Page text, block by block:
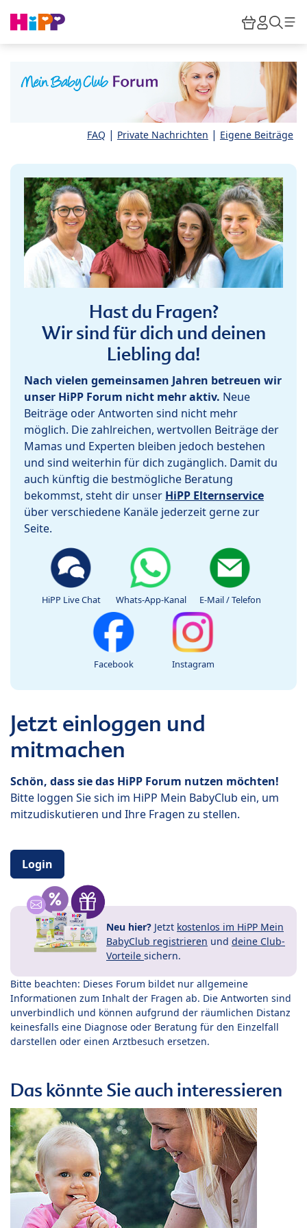
HiPP
FAQ | Private Nachrichten | Eigene Beiträge
Hast du Fragen?
Wir sind für dich und deinen
Liebling da!
Nach vielen gemeinsamen Jahren betreuen wir
unser HiPP Forum nicht mehr aktiv. Neue
Beiträge oder Antworten sind nicht mehr
möglich. Die zahlreichen, wertvollen Beiträge der
Mamas und Experten bleiben jedoch bestehen
und sind weiterhin für dich zugänglich. Damit du
auch künftig die bestmögliche Beratung
bekommst, steht dir unser HiPP Elternservice
über verschiedene Kanäle jederzeit gerne zur
Seite.
HiPP Live Chat Whats-App-Kanal E-Mail / Telefon
Facebook Instagram
Jetzt einloggen und
mitmachen
Schön, dass sie das HiPP Forum nutzen möchten!
Bitte loggen Sie sich im HiPP Mein BabyClub ein, um
mitzudiskutieren und Ihre Fragen zu stellen.
Login
Neu hier? Jetzt kostenlos im HiPP Mein
BabyClub registrieren und deine Club-
Vorteile sichern.
Bitte beachten: Dieses Forum bildet nur allgemeine
Informationen zum Inhalt der Fragen ab. Die Antworten sind
unverbindlich und können aufgrund der räumlichen Distanz
keinesfalls eine Diagnose oder Beratung für den Einzelfall
darstellen oder einen Arztbesuch ersetzen.
Das könnte Sie auch interessieren